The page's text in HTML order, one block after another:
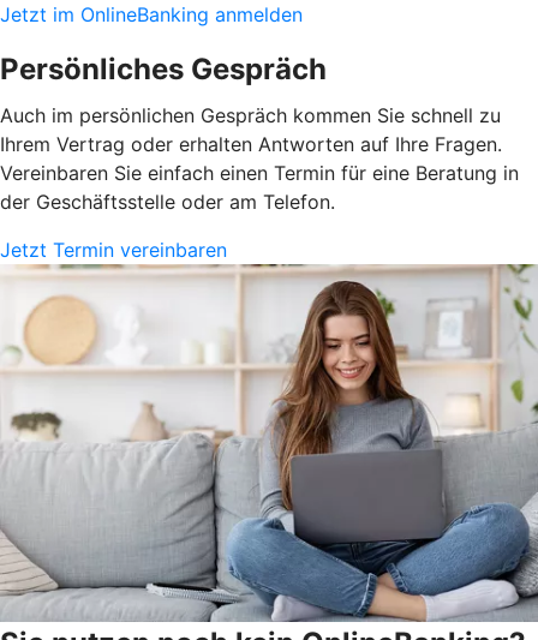
Jetzt im OnlineBanking anmelden
Persönliches Gespräch
Auch im persönlichen Gespräch kommen Sie schnell zu
Ihrem Vertrag oder erhalten Antworten auf Ihre Fragen.
Vereinbaren Sie einfach einen Termin für eine Beratung in
der Geschäftsstelle oder am Telefon.
Jetzt Termin vereinbaren